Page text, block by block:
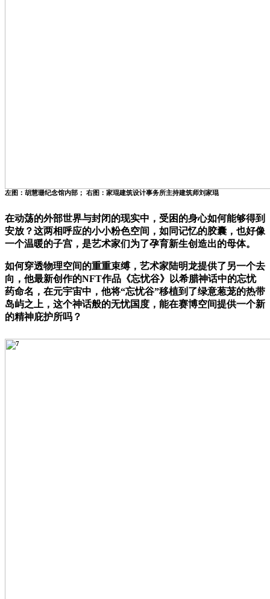
左图：胡慧珊纪念馆内部； 右图：家琨建筑设计事务所主持建筑师刘家琨
在动荡的外部世界与封闭的现实中，受困的身心如何能够得到
安放？这两相呼应的小小粉色空间，如同记忆的胶囊，也好像
一个温暖的子宫，是艺术家们为了孕育新生创造出的母体。
如何穿透物理空间的重重束缚，艺术家陆明龙提供了另一个去
向，他最新创作的NFT作品《忘忧谷》以希腊神话中的忘忧
药命名，在元宇宙中，他将“忘忧谷”移植到了绿意葱茏的热带
岛屿之上，这个神话般的无忧国度，能在赛博空间提供一个新
的精神庇护所吗？